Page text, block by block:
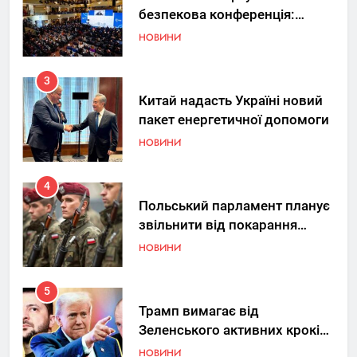
безпекова конференція:
Україна знову у фокусі світу
НОВИНИ
3
Китай надасть Україні новий
пакет енергетичної допомоги
НОВИНИ
4
Польський парламент планує
звільнити від покарання
добровольців ЗСУ
НОВИНИ
5
Трамп вимагає від
Зеленського активних кроків
у мирному процесі
НОВИНИ